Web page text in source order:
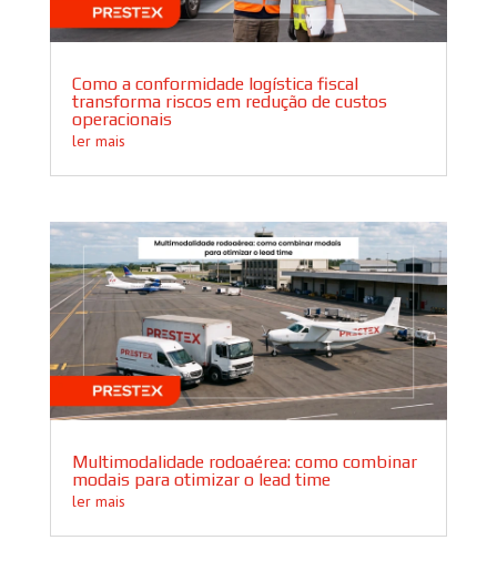
Como a conformidade logística fiscal
transforma riscos em redução de custos
operacionais
ler mais
Multimodalidade rodoaérea: como combinar
modais para otimizar o lead time
ler mais